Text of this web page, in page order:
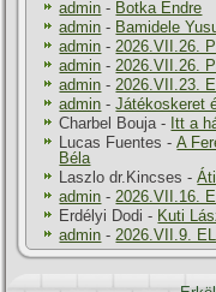
admin - Botka Endre
admin - Bamidele
admin - 2026.VII.26.
admin - 2026.VII.26.
admin - 2026.VII.23.
admin -Játékoskeret
Charbel Bouja - Itt a
Lucas Fuentes -A
Béla
Laszlo dr.Kincses -
admin - 2026.VII.16.
Erdélyi Dodi - Kuti
admin - 2026.VII.9.